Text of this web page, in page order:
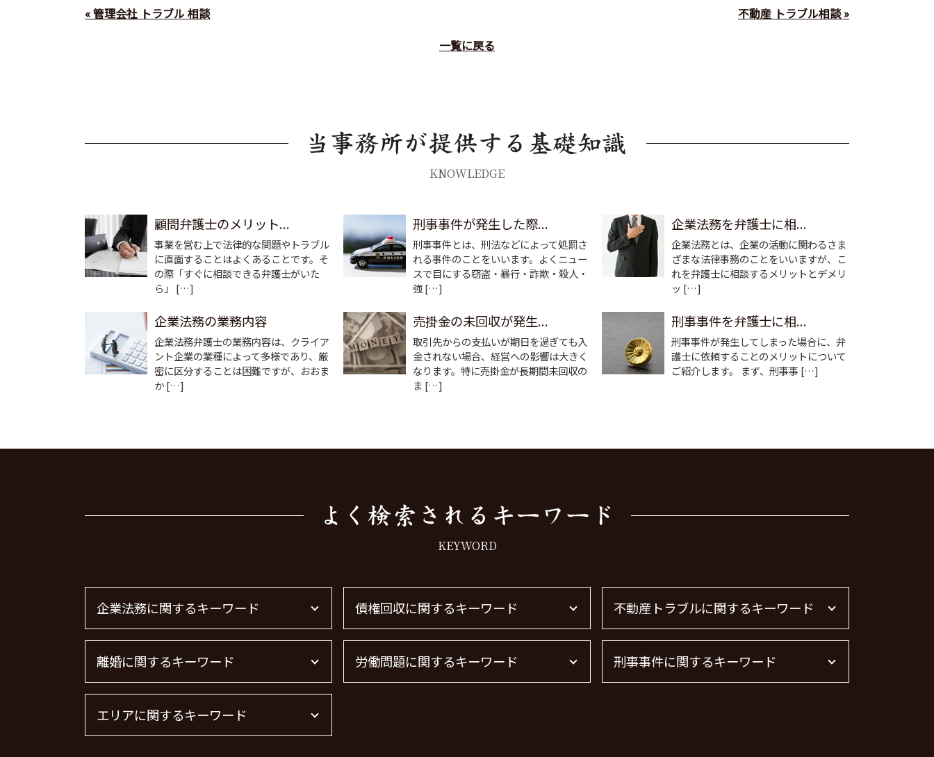
« 管理会社 トラブル 相談
不動産 トラブル相談 »
一覧に戻る
KNOWLEDGE
顧問弁護士のメリット...
事業を営む上で法律的な問題やトラブル
に直面することはよくあることです。そ
の際「すぐに相談できる弁護士がいた
ら」 […]
刑事事件が発生した際...
刑事事件とは、刑法などによって処罰さ
れる事件のことをいいます。よくニュー
スで目にする窃盗・暴行・詐欺・殺人・
強 […]
企業法務を弁護士に相...
企業法務とは、企業の活動に関わるさま
ざまな法律事務のことをいいますが、こ
れを弁護士に相談するメリットとデメリ
ッ […]
企業法務の業務内容
企業法務弁護士の業務内容は、クライア
ント企業の業種によって多様であり、厳
密に区分することは困難ですが、おおま
か […]
売掛金の未回収が発生...
取引先からの支払いが期日を過ぎても入
金されない場合、経営への影響は大きく
なります。特に売掛金が長期間未回収の
ま […]
刑事事件を弁護士に相...
刑事事件が発生してしまった場合に、弁
護士に依頼することのメリットについて
ご紹介します。 まず、刑事事 […]
KEYWORD
企業法務に関するキーワード
顧問弁護士 費用 中小企業
下請法 改正 2026
顧問弁護士とは
退職勧奨 言ってはいけない
顧問弁護士 メリット
債権回収に関するキーワード
借金 時効 個人
弁護士 債権回収 流れ
不動産トラブルに関するキーワード
賃貸 苦情 どこに
不動産 トラブル 相談 東京都
離婚に関するキーワード
浮気 離婚 慰謝料相場
離婚の慰謝料 相場
労働問題に関するキーワード 刑事事件に関するキーワード
エリアに関するキーワード